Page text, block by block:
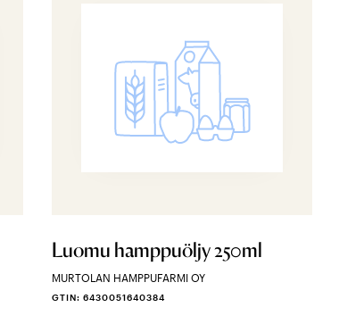
Luomu hamppuöljy 250ml
MURTOLAN HAMPPUFARMI OY
GTIN: 6430051640384